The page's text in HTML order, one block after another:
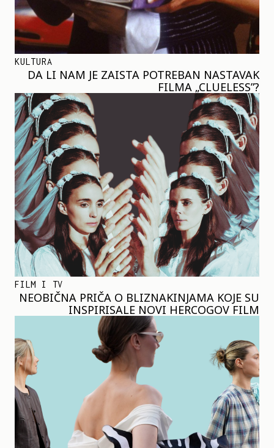
KULTURA
DA LI NAM JE ZAISTA POTREBAN NASTAVAK
FILMA „CLUELESS”?
FILM I TV
NEOBIČNA PRIČA O BLIZNAKINJAMA KOJE SU
INSPIRISALE NOVI HERCOGOV FILM